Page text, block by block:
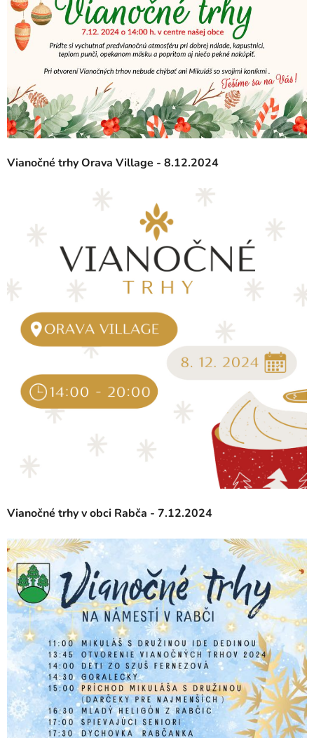
Vianočné trhy Orava Village - 8.12.2024
Vianočné trhy v obci Rabča - 7.12.2024